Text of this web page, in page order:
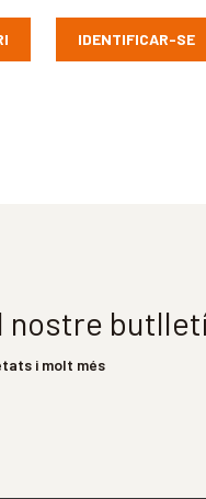
IDENTIFICAR-SE
nostre
i molt més